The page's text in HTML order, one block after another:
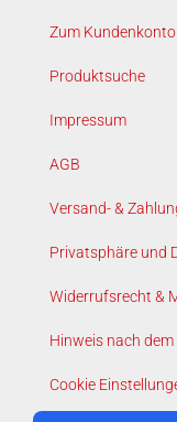
Zum Kundenkonto
Produktsuche
Impressum
AGB
Versand- &
Privatsphäre und
Widerrufsrecht &
Hinweis nach
Cookie